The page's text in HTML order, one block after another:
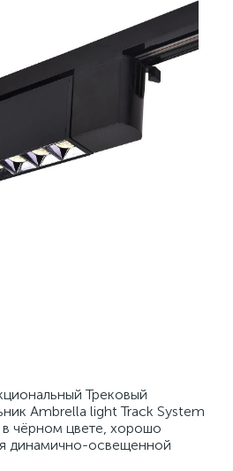
Трековый
Ambrella light Track System
чёрном цвете, хорошо
динамично-освещенной